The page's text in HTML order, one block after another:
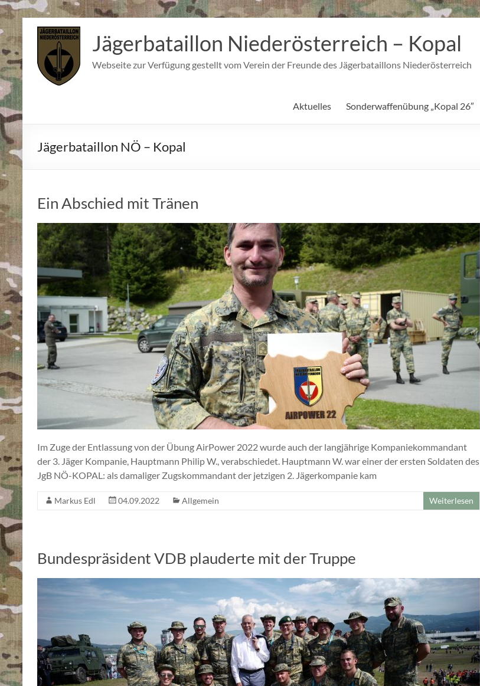
Inhalt
springen
Jägerbataillon Niederösterreich – Kopal
Webseite zur Verfügung gestellt vom Verein der Freunde des Jägerbataillons Niederösterreich
Aktuelles Sonderwaffenübung „Kopal 26″
Jägerbataillon NÖ – Kopal
Ein Abschied mit Tränen
Im Zuge der Entlassung von der Übung AirPower 2022 wurde auch der langjährige Kompaniekommandant
der 3. Jäger Kompanie, Hauptmann Philip W., verabschiedet. Hauptmann W. war einer der ersten Soldaten des
JgB NÖ-KOPAL: als damaliger Zugskommandant der jetzigen 2. Jägerkompanie kam
Markus Edl 04.09.2022 Allgemein Weiterlesen
Bundespräsident VDB plauderte mit der Truppe